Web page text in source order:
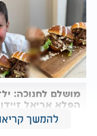
מושלם לחנוכה:
הפלא אריאל
את המתכון
אסאדו מנצחות
להמשך